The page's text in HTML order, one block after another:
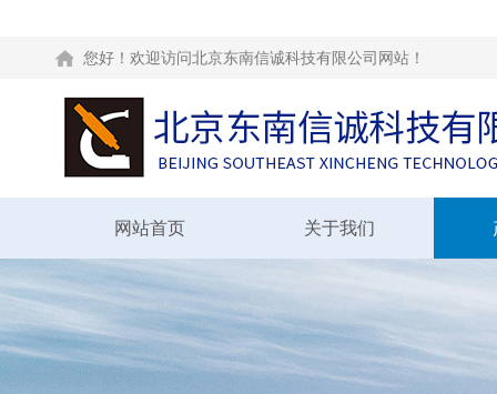
您好！欢迎访问北京东南信诚科技有限公司网站！
网站首页 关于我们